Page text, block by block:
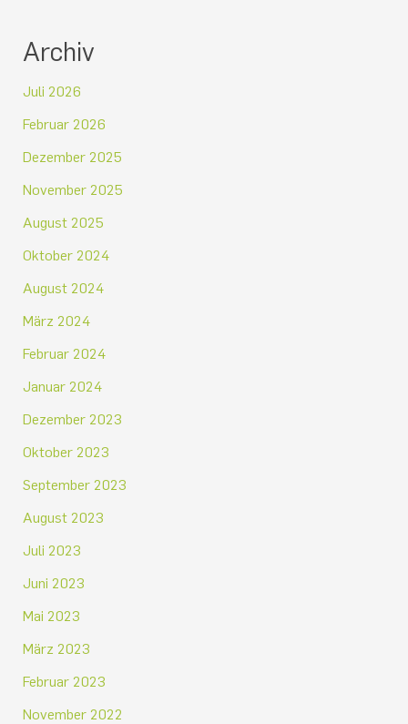
Archiv
Juli 2026
Februar 2026
Dezember 2025
November 2025
August 2025
Oktober 2024
August 2024
März 2024
Februar 2024
Januar 2024
Dezember 2023
Oktober 2023
September 2023
August 2023
Juli 2023
Juni 2023
Mai 2023
März 2023
Februar 2023
November 2022